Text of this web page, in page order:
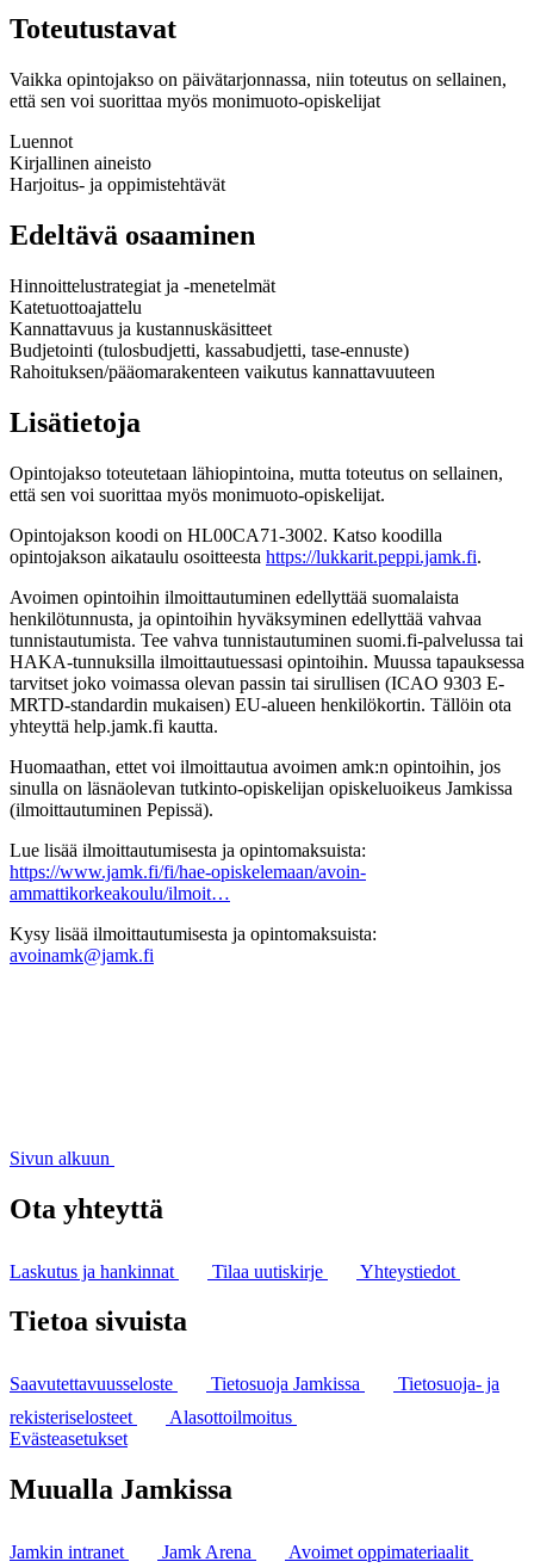
Toteutustavat
Vaikka opintojakso on päivätarjonnassa, niin toteutus on sellainen,
että sen voi suorittaa myös monimuoto-opiskelijat
Luennot
Kirjallinen aineisto
Harjoitus- ja oppimistehtävät
Edeltävä osaaminen
Hinnoittelustrategiat ja -menetelmät
Katetuottoajattelu
Kannattavuus ja kustannuskäsitteet
Budjetointi (tulosbudjetti, kassabudjetti, tase-ennuste)
Rahoituksen/pääomarakenteen vaikutus kannattavuuteen
Lisätietoja
Opintojakso toteutetaan lähiopintoina, mutta toteutus on sellainen,
että sen voi suorittaa myös monimuoto-opiskelijat.
Opintojakson koodi on HL00CA71-3002. Katso koodilla
opintojakson aikataulu osoitteesta https://lukkarit.peppi.jamk.fi.
Avoimen opintoihin ilmoittautuminen edellyttää suomalaista
henkilötunnusta, ja opintoihin hyväksyminen edellyttää vahvaa
tunnistautumista. Tee vahva tunnistautuminen suomi.fi-palvelussa tai
HAKA-tunnuksilla ilmoittautuessasi opintoihin. Muussa tapauksessa
tarvitset joko voimassa olevan passin tai sirullisen (ICAO 9303 E-
MRTD-standardin mukaisen) EU-alueen henkilökortin. Tällöin ota
yhteyttä help.jamk.fi kautta.
Huomaathan, ettet voi ilmoittautua avoimen amk:n opintoihin, jos
sinulla on läsnäolevan tutkinto-opiskelijan opiskeluoikeus Jamkissa
(ilmoittautuminen Pepissä).
Lue lisää ilmoittautumisesta ja opintomaksuista:
https://www.jamk.fi/fi/hae-opiskelemaan/avoin-
ammattikorkeakoulu/ilmoit…
Kysy lisää ilmoittautumisesta ja opintomaksuista:
avoinamk@jamk.fi
Sivun alkuun
Ota yhteyttä
Laskutus ja hankinnat Tilaa uutiskirje Yhteystiedot
Tietoa sivuista
Saavutettavuusseloste Tietosuoja Jamkissa
Tietosuoja- ja
rekisteriselosteet
Alasottoilmoitus
Evästeasetukset
Muualla Jamkissa
Jamkin intranet Jamk Arena Avoimet oppimateriaalit